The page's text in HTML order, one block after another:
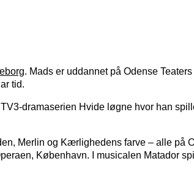
. Mads er uddannet på Odense
tid.
dramaserien Hvide løgne hvor han
Merlin og Kærlighedens farve – alle på
København. I musicalen Matador